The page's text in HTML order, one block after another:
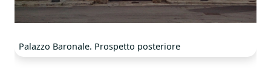
Palazzo Baronale. Prospetto posteriore